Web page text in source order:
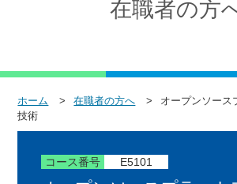
在職者の方
ホーム 在職者の方へ
オープンソース
技術
コース番号 E5101